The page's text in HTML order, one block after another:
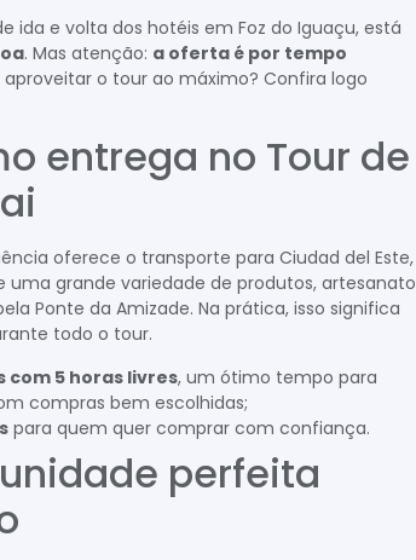
ida e volta dos hotéis em Foz do Iguaçu, está
. Mas atenção: a oferta é por tempo
o tour ao máximo? Confira logo
entrega no Tour de
oferece o transporte para Ciudad del Este,
grande variedade de produtos, artesanato
Ponte da Amizade. Na prática, isso significa
todo o tour.
com 5 horas livres, um ótimo tempo para
compras bem escolhidas;
para quem quer comprar com confiança.
perfeita